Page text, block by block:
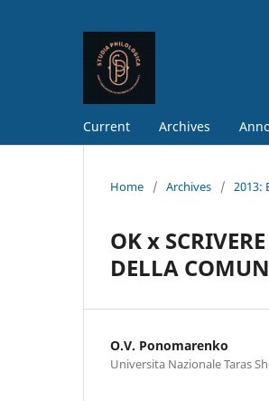
Current Archives
Home / Archives / 2013:
OK x
DELLA
O.V. Ponomarenko
Universita Nazionale Taras